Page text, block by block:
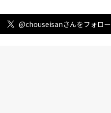
@chouseisanさんをフォロー